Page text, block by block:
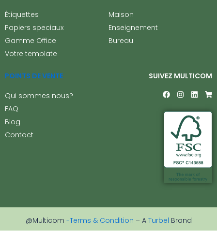
Étiquettes
Papiers speciaux
Gamme Office
Votre template
Maison
Enseignement
Bureau
POINTS DE VENTE
Qui sommes nous?
FAQ
Blog
Contact
SUIVEZ MULTICOM
F
a
e
I
n
t
a
g
r
a
m
L
i
k
e
d
i
n
S
h
p
a
@Multicom -Terms & Condition – A Turbel Brand